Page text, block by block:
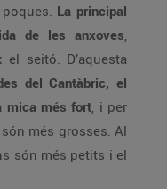
La principal
de les anxoves,
seitó. D’aquesta
del Cantàbric, el
mica més fort, i per
més grosses. Al
són més petits i el